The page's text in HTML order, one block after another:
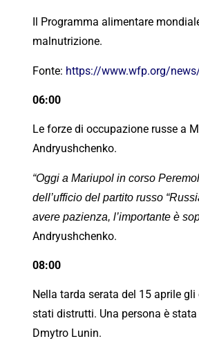
Il Programma alimentare
malnutrizione.
Fonte: https://www.wfp.org/
06:00
Le forze di occupazione russe a
Andryushchenko.
“Oggi a Mariupol in corso
dell’ufficio del partito russo
avere pazienza, l’importante è
Andryushchenko.
08:00
Nella tarda serata del 15 aprile
stati distrutti. Una persona è
Dmytro Lunin.